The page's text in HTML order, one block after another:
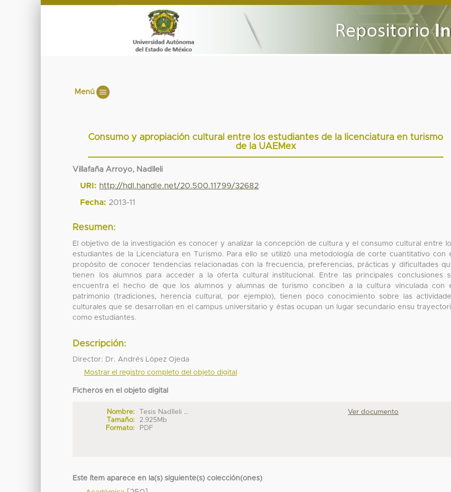
Menú
Consumo y apropiación cultural entre los estudiantes de la licenciatura en turismo
de la UAEMex
Villafaña Arroyo, Nadlleli
URI: http://hdl.handle.net/20.500.11799/32682
Fecha: 2013-11
Resumen:
El objetivo de la investigación es conocer y analizar la concepción de cultura y el consumo cultural entre
estudiantes de la Licenciatura en Turismo. Para ello se utilizó una metodología de corte cuantitativo con
propósito de conocer tendencias relacionadas con la frecuencia, preferencias, prácticas y dificultades
tienen los alumnos para acceder a la oferta cultural institucional. Entre las principales conclusiones
encuentra el hecho de que los alumnos y alumnas de turismo conciben a la cultura vinculada con
patrimonio (tradiciones, herencia cultural, por ejemplo), tienen poco conocimiento sobre las
culturales que se desarrollan en el campus universitario y éstas ocupan un lugar secundario ensu
como estudiantes.
Descripción:
Director: Dr. Andrés López Ojeda
Mostrar el registro completo del objeto digital
Ficheros en el objeto digital
Nombre:
Tesis Nadlleli ...
Tamaño:
2.925Mb
Formato:
PDF
Ver documento
Este ítem aparece en la(s) siguiente(s) colección(ones)